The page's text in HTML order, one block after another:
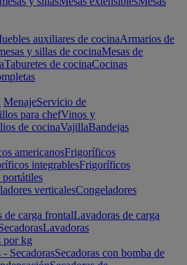
auxiliares de cocinaArmarios de
y sillas de cocinaMesas de
Taburetes de cocinaCocinas
MenajeServicio de
para chefVinos y
de cocinaVajillaBandejas
americanosFrigoríficos
integrablesFrigoríficos
verticalesCongeladores
de carga frontalLavadoras de carga
Lavadoras
por kg
SecadorasSecadoras con bomba de